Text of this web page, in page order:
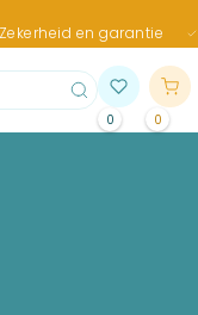
Zekerheid en garantie
0 0